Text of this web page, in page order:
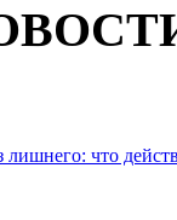
что